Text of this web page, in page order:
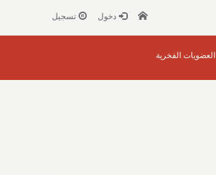
دخول تسجيل
العضويات الفخرية